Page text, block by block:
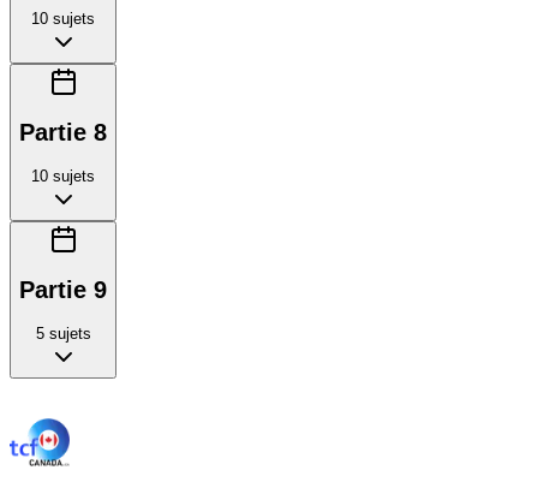
10 sujets
Partie 8
10 sujets
Partie 9
5sujets